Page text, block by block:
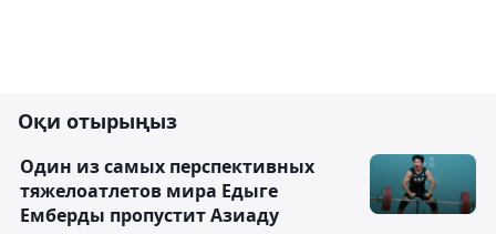
Оқи отырыңыз
Один из самых перспективных
тяжелоатлетов мира Едыге
Емберды пропустит Азиаду